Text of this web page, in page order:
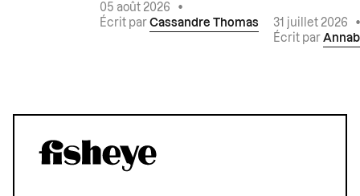
05 août 2026
•
Écrit par Cassandre Thomas 31 juillet 2026
Écrit par